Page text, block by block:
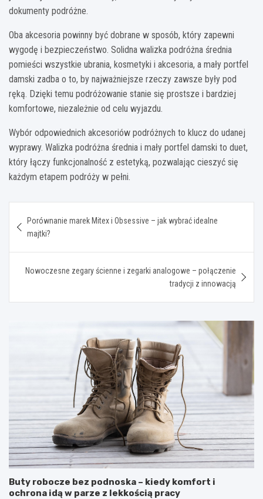
dokumenty podróżne.
Oba akcesoria powinny być dobrane w sposób, który zapewni
wygodę i bezpieczeństwo. Solidna walizka podróżna średnia
pomieści wszystkie ubrania, kosmetyki i akcesoria, a mały portfel
damski zadba o to, by najważniejsze rzeczy zawsze były pod
ręką. Dzięki temu podróżowanie stanie się prostsze i bardziej
komfortowe, niezależnie od celu wyjazdu.
Wybór odpowiednich akcesoriów podróżnych to klucz do udanej
wyprawy. Walizka podróżna średnia i mały portfel damski to duet,
który łączy funkcjonalność z estetyką, pozwalając cieszyć się
każdym etapem podróży w pełni.
wpisu
Porównanie marek Mitex i Obsessive – jak wybrać idealne
majtki?
Nowoczesne zegary ścienne i zegarki analogowe – połączenie
tradycji z innowacją
Buty robocze bez podnoska – kiedy komfort i
ochrona idą w parze z lekkością pracy